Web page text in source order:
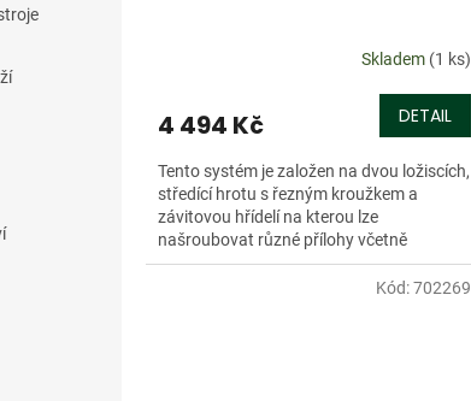
Skladem (1 ks)
4 494 Kč DETAIL
Tento systém je založen na dvou ložiscích,
středící hrotu s řezným kroužkem a
závitovou hřídelí na kterou lze
našroubovat různé přílohy včetně
vlastnoručně vyrobených. Dodává se...
Kód:702269